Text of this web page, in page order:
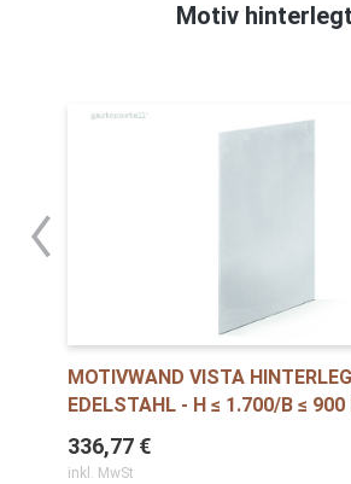
Motiv hinterlegt
MOTIVWAND VISTA HINTERLEGT MIT
EDELSTAHL - H ≤ 1.700/B ≤ 900
336,77 €
inkl. MwSt